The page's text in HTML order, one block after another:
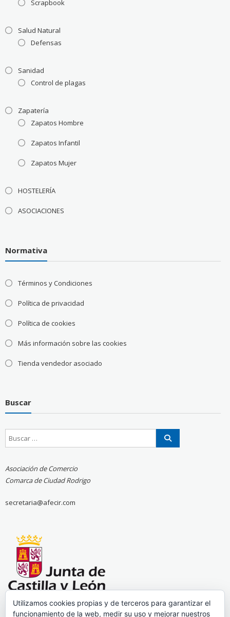
Scrapbook
Salud Natural
Defensas
Sanidad
Control de plagas
Zapatería
Zapatos Hombre
Zapatos Infantil
Zapatos Mujer
HOSTELERÍA
ASOCIACIONES
Normativa
Términos y Condiciones
Política de privacidad
Política de cookies
Más información sobre las cookies
Tienda vendedor asociado
Buscar
Asociación de Comercio
Comarca de Ciudad Rodrigo
secretaria@afecir.com
Utilizamos cookies propias y de terceros para garantizar el
funcionamiento de la web, medir su uso y mejorar nuestros